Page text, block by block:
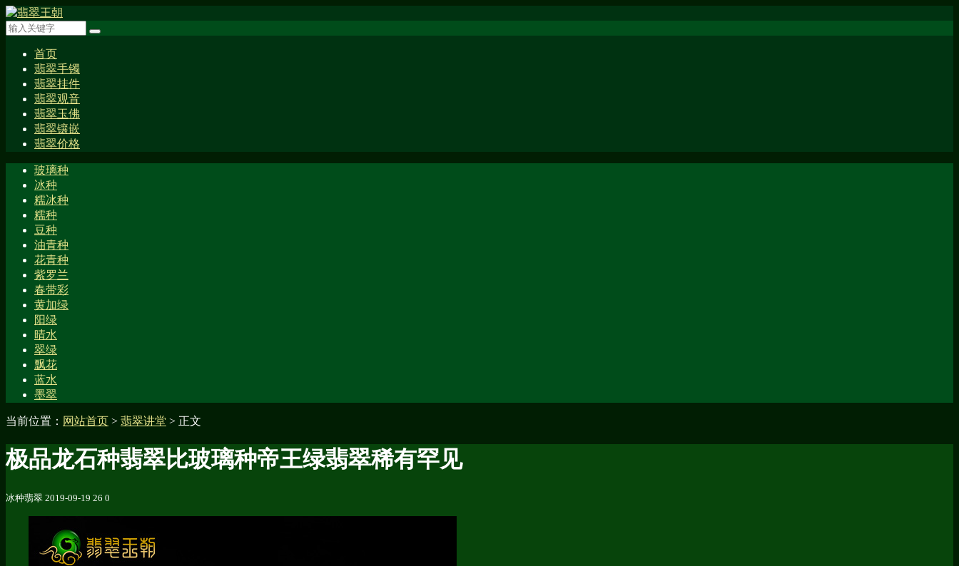
首页
翡翠手镯
翡翠挂件
翡翠观音
翡翠玉佛
翡翠镶嵌
翡翠价格
玻璃种
冰种
糯冰种
糯种
豆种
油青种
花青种
紫罗兰
春带彩
黄加绿
阳绿
晴水
翠绿
飘花
蓝水
墨翠
当前位置： 网站首页 > 翡翠讲堂 > 正文
极品龙石种翡翠比玻璃种帝王绿翡翠稀有罕见
冰种翡翠 2019-09-19 26 0